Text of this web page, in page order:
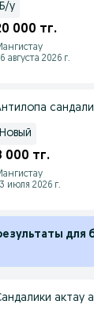
Б/у
000 тг.
августа 2026 г.
сандали
Новый
000 тг.
июля 2026 г.
для